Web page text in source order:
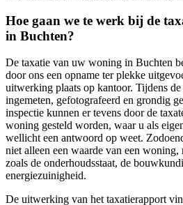
Hoe gaan we te werk bij de
in Buchten?
De taxatie van uw woning in Buchten
door ons een opname ter plekke
uitwerking plaats op kantoor. Tijdens
ingemeten, gefotografeerd en grondig
inspectie kunnen er tevens door de
woning gesteld worden, waar u als
wellicht een antwoord op weet.
niet alleen een waarde van een
zoals de onderhoudsstaat, de
energiezuinigheid.
De uitwerking van het taxatierapport